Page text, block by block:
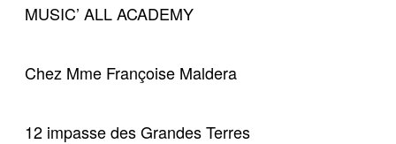
MUSIC’ ALL ACADEMY
Chez Mme Françoise Maldera
12 impasse des Grandes Terres